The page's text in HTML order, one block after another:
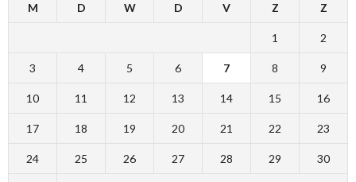
M D W D V Z Z
1 2
3 4 5 6 7 8 9
10 11 12 13 14 15 16
17 18 19 20 21 22 23
24 25 26 27 28 29 30